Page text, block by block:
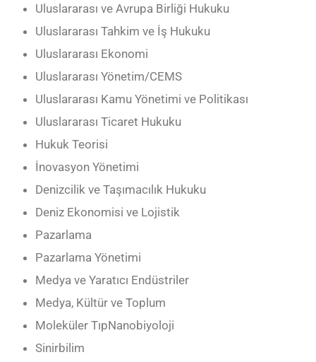
Uluslararası ve Avrupa Birliği Hukuku
Uluslararası Tahkim ve İş Hukuku
Uluslararası Ekonomi
Uluslararası Yönetim/CEMS
Uluslararası Kamu Yönetimi ve Politikası
Uluslararası Ticaret Hukuku
Hukuk Teorisi
İnovasyon Yönetimi
Denizcilik ve Taşımacılık Hukuku
Deniz Ekonomisi ve Lojistik
Pazarlama
Pazarlama Yönetimi
Medya ve Yaratıcı Endüstriler
Medya, Kültür ve Toplum
Moleküler TıpNanobiyoloji
Sinirbilim